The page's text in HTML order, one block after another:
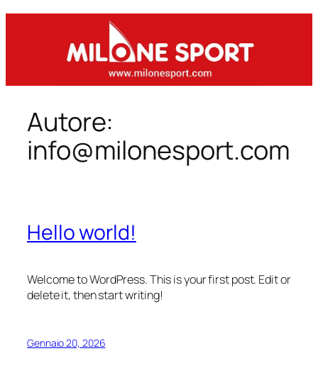
contenuto
Autore:
info@milonesport.com
Hello world!
Welcome to WordPress. This is your first post. Edit or
delete it, then start writing!
Gennaio 20, 2026